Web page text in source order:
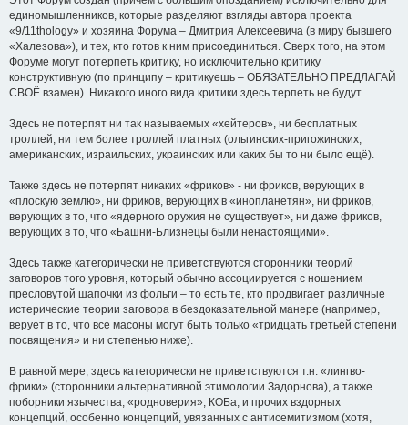
единомышленников, которые разделяют взгляды автора проекта
«9/11thology» и хозяина Форума – Дмитрия Алексеевича (в миру бывшего
«Халезова»), и тех, кто готов к ним присоединиться. Сверх того, на этом
Форуме могут потерпеть критику, но исключительно критику
конструктивную (по принципу – критикуешь – ОБЯЗАТЕЛЬНО ПРЕДЛАГАЙ
СВОЁ взамен). Никакого иного вида критики здесь терпеть не будут.
Здесь не потерпят ни так называемых «хейтеров», ни бесплатных
троллей, ни тем более троллей платных (ольгинских-пригожинских,
американских, израильских, украинских или каких бы то ни было ещё).
Также здесь не потерпят никаких «фриков» - ни фриков, верующих в
«плоскую землю», ни фриков, верующих в «инопланетян», ни фриков,
верующих в то, что «ядерного оружия не существует», ни даже фриков,
верующих в то, что «Башни-Близнецы были ненастоящими».
Здесь также категорически не приветствуются сторонники теорий
заговоров того уровня, который обычно ассоциируется с ношением
пресловутой шапочки из фольги – то есть те, кто продвигает различные
истерические теории заговора в бездоказательной манере (например,
верует в то, что все масоны могут быть только «тридцать третьей степени
посвящения» и ни степенью ниже).
В равной мере, здесь категорически не приветствуются т.н. «лингво-
фрики» (сторонники альтернативной этимологии Задорнова), а также
поборники язычества, «родноверия», КОБа, и прочих вздорных
концепций, особенно концепций, увязанных с антисемитизмом (хотя,